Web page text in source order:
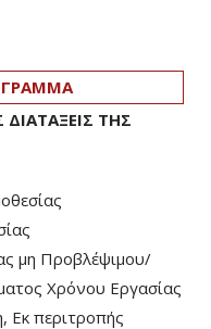
ΤΗΣ
μη Προβλέψιμου/
Χρόνου Εργασίας
Εκ περιτροπής